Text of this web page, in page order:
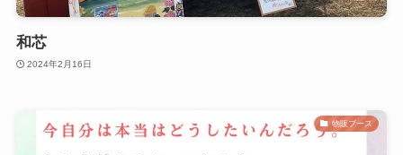
和芯
2024年2月16日
物販ブース